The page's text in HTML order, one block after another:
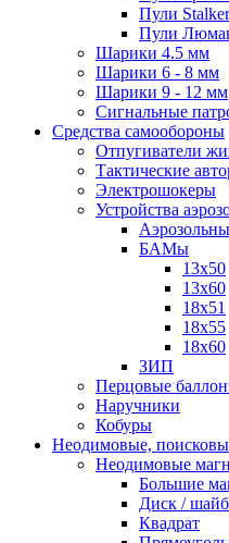
Пули
Пули
Шарики 4.5 мм
Шарики 6 - 8 мм
Шарики 9 - 12 мм
Сигнальные
Средства самообороны
Отпугиватели
Тактические
Электрошокеры
Устройства
БАМы
13х50
13х60
18х51
18х55
18х60
ЗИП
Перцовые
Наручники
Кобуры
Неодимовые,
Неодимовые
Большие
Диск /
Квадрат